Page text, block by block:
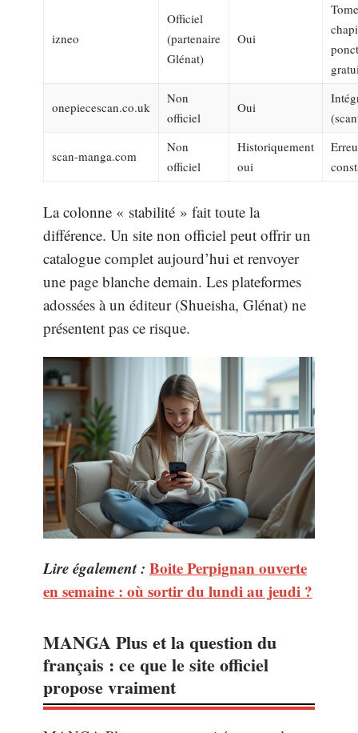
izneo
Officiel
(partenaire
Glénat)
Oui
onepiecescan.co.uk
Non
officiel
Oui
scan-manga.com
Non
officiel
Historiquement
oui
La colonne « stabilité » fait toute la
différence. Un site non officiel peut offrir un
catalogue complet aujourd’hui et renvoyer
une page blanche demain. Les plateformes
adossées à un éditeur (Shueisha, Glénat) ne
présentent pas ce risque.
Lire également : Boite Perpignan ouverte
en semaine : où sortir du lundi au jeudi ?
MANGA Plus et la question du
français : ce que le site officiel
propose vraiment